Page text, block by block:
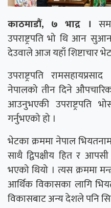
काठमाडौं, ७ भाद्र ।
उपराष्ट्रपति भो थि आन
देउवाले आज यहाँ शिष्टाचार
उपराष्ट्रपति
नेपालको तीन दिने
आउनुभएकी उपराष्ट्रपति
गर्नुभएको हो ।
भेटका क्रममा नेपाल
साथै द्विपक्षीय हित र
भएको थियो । त्यस क्रममा
आर्थिक विकासका लागि
विकासबाट अन्य देशले पनि